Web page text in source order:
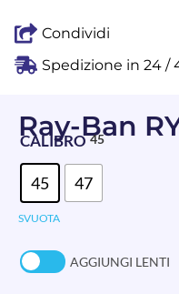
Condividi
Spedizione in 24 /
Ray-Ban
CALIBRO 45
45 47
SVUOTA
AGGIUNGI LENTI